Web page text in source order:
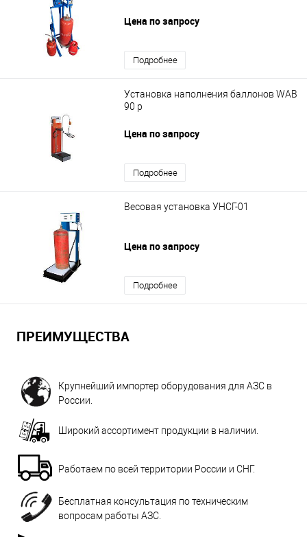
Цена по запросу
Подробнее
Установка наполнения баллонов WAB
90 p
Цена по запросу
Подробнее
Весовая установка УНСГ-01
Цена по запросу
Подробнее
ПРЕИМУЩЕСТВА
Крупнейший импортер оборудования для АЗС в
России.
Широкий ассортимент продукции в наличии.
Работаем по всей территории России и СНГ.
Бесплатная консультация по техническим
вопросам работы АЗС.